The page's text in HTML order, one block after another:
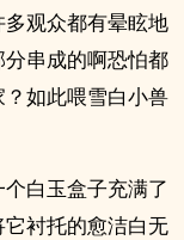
观众都有晕眩地
串成的啊恐怕都
如此喂雪白小兽
白玉盒子充满了
衬托的愈洁白无